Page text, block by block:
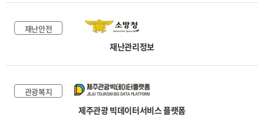
재난안전
재난관리정보
관광복지
제주관광 빅데이터서비스 플랫폼